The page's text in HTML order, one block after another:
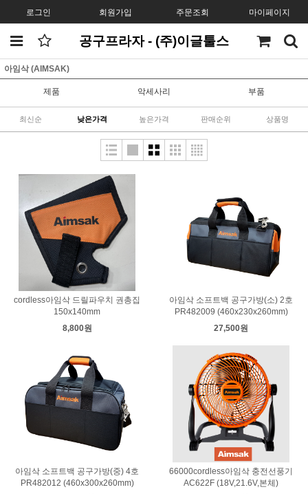
로그인 회원가입 주문조회 마이페이지
공구프라자 - (주)이글툴스
아임삭 (AIMSAK)
제품 악세사리 부품
최신순 낮은가격 높은가격 판매순위 상품명
cordless아임삭 드릴파우치 권총집
150x140mm
8,800원
아임삭 소프트백 공구가방(소) 2호
PR482009 (460x230x260mm)
27,500원
아임삭 소프트백 공구가방(중) 4호
PR482012 (460x300x260mm)
66000cordless아임삭 충전선풍기
AC622F (18V,21.6V,본체)